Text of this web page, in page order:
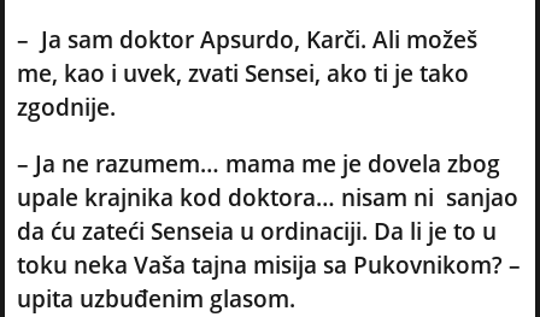
– Ja sam doktor Apsurdo, Karči. Ali možeš
me, kao i uvek, zvati Sensei, ako ti je tako
zgodnije.
– Ja ne razumem… mama me je dovela zbog
upale krajnika kod doktora… nisam ni sanjao
da ću zateći Senseia u ordinaciji. Da li je to u
toku neka Vaša tajna misija sa Pukovnikom? –
upita uzbuđenim glasom.